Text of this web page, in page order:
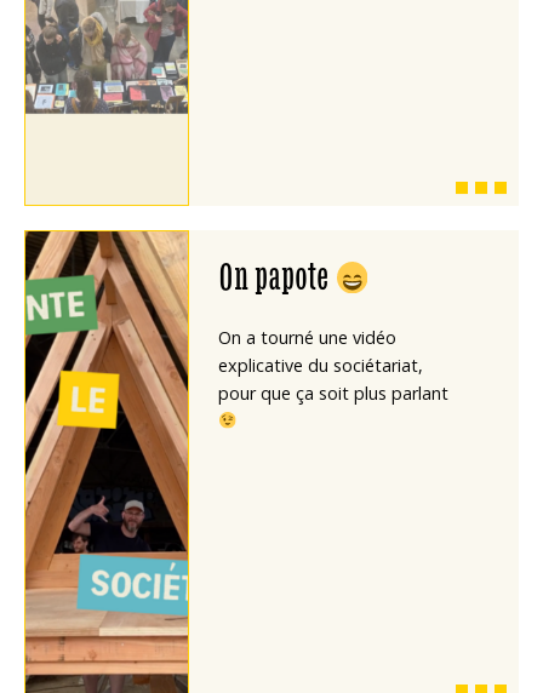
On papote
On a tourné une vidéo
explicative du sociétariat,
pour que ça soit plus parlant